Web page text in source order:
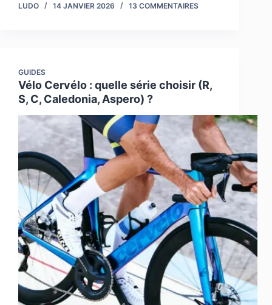
LUDO 14 JANVIER 2026 13 COMMENTAIRES
GUIDES
Vélo Cervélo : quelle série choisir (R,
S, C, Caledonia, Aspero) ?